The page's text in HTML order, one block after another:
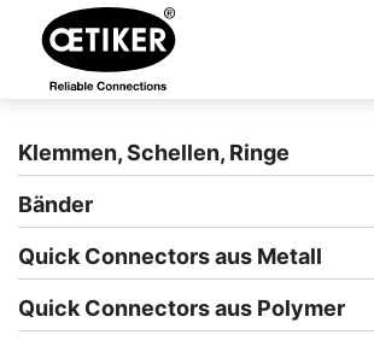
Klemmen, Schellen, Ringe
Bänder
Quick Connectors aus Metall
Quick Connectors aus Polymer